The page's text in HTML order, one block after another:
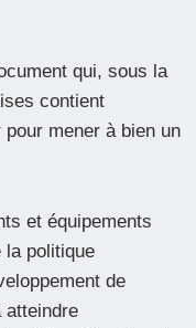
qui, sous la
contient
pour mener à bien un
et équipements
la politique
de
atteindre